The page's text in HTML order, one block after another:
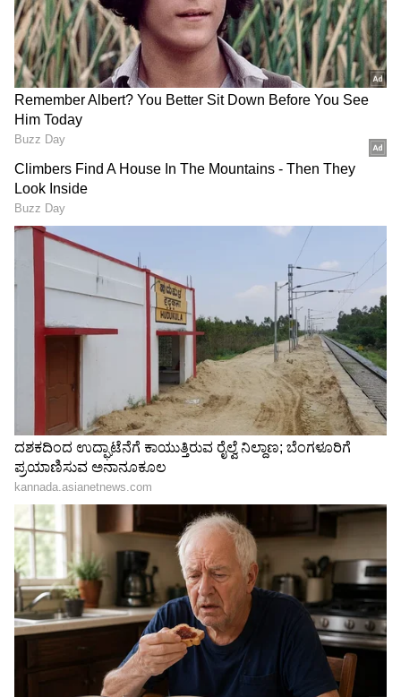
ತಾಜಾ ಗಾಳಿ
ಮಳೆ ಶುರು ಆಗ್ತಿದ್ದಂತೆ ಕಿಟಕಿ , ಬಾಗಿಲುಗಳನ್ನು ಬಿಗಿಯಾಗಿ
ಹಾಕಿರ್ತೇವೆ. ಇದ್ರಿಂದ ಮನೆಯೊಳಗೆ ಶುದ್ಧ ಗಾಳಿ ಬರೋದಿಲ್ಲ.
ಮಳೆ ಕಡಿಮೆ ಆಗ್ತಿದ್ದಂತೆ ಸ್ವಲ್ಪ ಸಮಯ ಕಿಟಕಿ, ಬಾಗಿಲುಗಳನ್ನು
ತೆರೆದಿಡಿ. ಶುದ್ಧವಾದ ಗಾಳಿ ಮನೆ ಪ್ರವೇಶ ಮಾಡುವಂತೆ
ಫಂಗಸ್ ಬೆಳವಣಿಗೆ ಕಡಿಮೆ ಆಗುತ್ತದೆ.
Related Articles
ಒಣಗಿದ ಗುಲಾಬಿ ಗಿಡದಲ್ಲೂ ಗೊಂಚಲು ಗೊಂಚಲು
ಹೂವು ಅರಳಲು ಈ ಸಣ್ಣ ನೀಲಿ ಗುಳಿಗೆ ಸಾಕು!